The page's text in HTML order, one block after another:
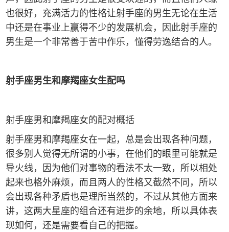
也很好，充满活力的性格让射手座的男生无论在生活
中还是在事业上赢得不少的发展机会，因此射手座的
男生是一个非常善于苦中作乐，懂得劳逸结合的人。
射手座男生和摩羯座女生配吗
射手座男和摩羯座女的配对概括
射手座男和摩羯座女在一起，总是会出现各种问题，
很多别人觉得无所谓的小事，在他们的眼里可能就是
导火线，因为他们对事物的看法不太一致，所以相处
起来也格外麻烦，而且两人的性格又截然不同，所以
会出现各种矛盾也是理所当然的，不过从其他方面来
讲，这两大星座的组合还有进步的余地，所以具体表
现如何，还是需要看自己的把握。